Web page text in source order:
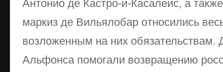
Антонио де Кастро-и-Касалеис, а
маркиз де Вильялобар относились
возложенным на них обязательствам.
Альфонса помогали возвращению